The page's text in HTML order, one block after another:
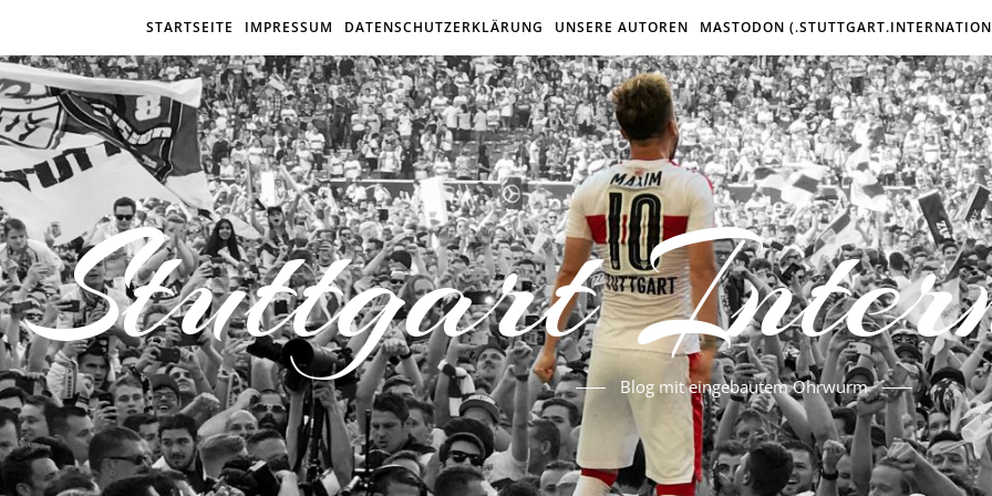
STARTSEITE IMPRESSUM DATENSCHUTZERKLÄRUNG UNSERE AUTOREN MASTODON
Stuttgart Blog mit eingebautem Ohrwurm